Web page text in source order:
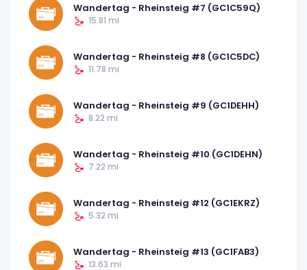
Wandertag - Rheinsteig #7 (GC1C59Q)
15.81 mi
Wandertag - Rheinsteig #8 (GC1C5DC)
11.78 mi
Wandertag - Rheinsteig #9 (GC1DEHH)
8.22 mi
Wandertag - Rheinsteig #10 (GC1DEHN)
7.22 mi
Wandertag - Rheinsteig #12 (GC1EKRZ)
5.32 mi
Wandertag - Rheinsteig #13 (GC1FAB3)
13.63 mi